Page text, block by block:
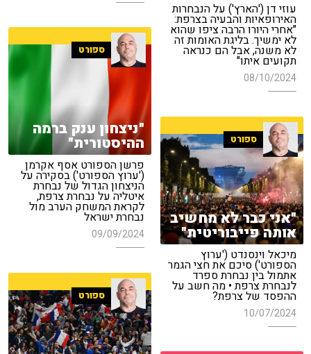
עוזי דן ('הארץ') על הנבחרות
האירופאיות והבעיה בצרפת:
"אחרי היורו הרבה ציפו שהוא
לא ימשיך. בליגת האומות זה
לא משנה, אבל הם כנראה
תקועים איתו"
08/10/2024
ספורט
"ניצחון ענק ברמה
ההיסטורית"
פרשן הספורט אסף אקרמן
('ערוץ הספורט') בסקירה על
הניצחון הגדול של נבחרת
איטליה על נבחרת צרפת,
לקראת המשחק הערב מול
נבחרת ישראל
09/09/2024
ספורט
"אני כבר לא מחשיב
אותה פייבוריטית"
מיכאל וינסנדט ('ערוץ
הספורט') סיכם את חצי הגמר
אתמול בין נבחרת ספרד
לנבחרת צרפת • מה חשב על
ההפסד של צרפת?
10/07/2024
ספורט